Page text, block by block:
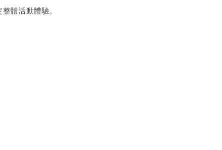
體活動體驗。